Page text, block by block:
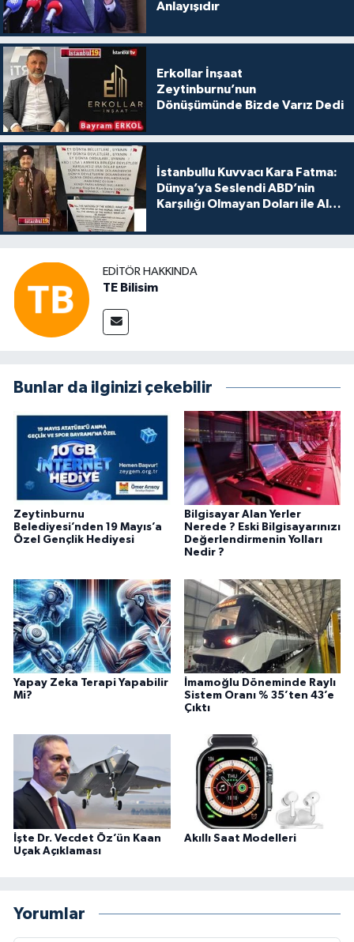
Anlayışıdır
Erkollar İnşaat
Zeytinburnu’nun
Dönüşümünde Bizde Varız Dedi
İstanbullu Kuvvacı Kara Fatma:
Dünya’ya Seslendi ABD’nin
Karşılığı Olmayan Doları ile Alış
EDITÖR HAKKINDA
TE Bilisim
Bunlar da ilginizi çekebilir
Zeytinburnu
Belediyesi’nden 19 Mayıs’a
Özel Gençlik Hediyesi
Bilgisayar Alan Yerler
Nerede ? Eski Bilgisayarınızı
Değerlendirmenin Yolları
Nedir ?
Yapay Zeka Terapi Yapabilir
Mi?
İmamoğlu Döneminde Raylı
Sistem Oranı % 35’ten 43’e
Çıktı
İşte Dr. Vecdet Öz’ün Kaan
Uçak Açıklaması
Akıllı Saat Modelleri
Yorumlar